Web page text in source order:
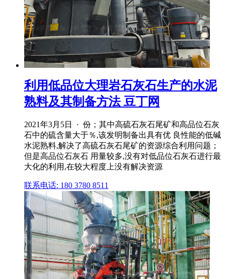
利用低品位大理岩石灰石生产的水泥
熟料及其制备方法 豆丁网
2021年3月5日 · 份；其中高硫石灰石尾矿和高品位石灰
石中的硫含量大于％,该发明制备出具有优 良性能的低碱
水泥熟料,解决了高硫石灰石尾矿的资源综合利用问题；
但是高品位石灰石 用量较多,没有对低品位石灰石进行最
大化的利用,在较大程度上没有解决资源
联系电话: 180 3780 8511